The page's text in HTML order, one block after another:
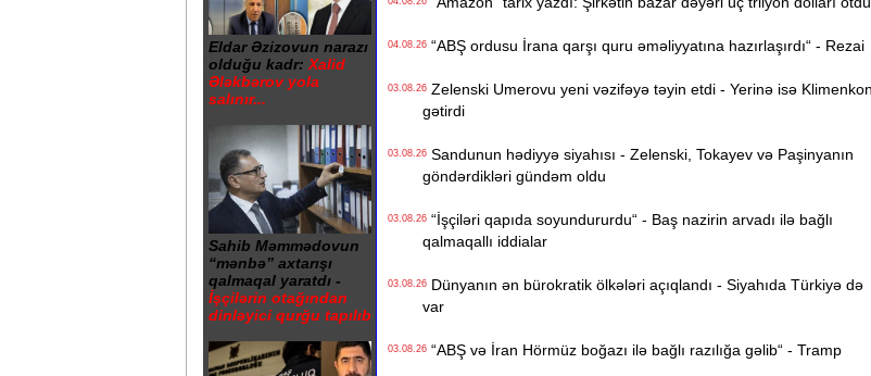
Eldar Əzizovun narazı
olduğu kadr: Xalid
Ələkbərov yola
salınır...
Sahib Məmmədovun
“mənbə” axtarışı
qalmaqal yaratdı -
İşçilərin otağından
dinləyici qurğu tapılıb
04.08.26“ABŞ ordusu İrana qarşı quru əməliyyatına hazırlaşırdı“ - Rezai
03.08.26Zelenski Umerovu yeni vəzifəyə təyin etdi - Yerinə isə
gətirdi
03.08.26Sandunun hədiyyə siyahısı - Zelenski, Tokayev və Paşinyanın
göndərdikləri gündəm oldu
03.08.26“İşçiləri qapıda soyundururdu“ - Baş nazirin arvadı ilə bağlı
qalmaqallı iddialar
03.08.26Dünyanın ən bürokratik ölkələri açıqlandı - Siyahıda Türkiyə də
var
03.08.26“ABŞ və İran Hörmüz boğazı ilə bağlı razılığa gəlib“ - Tramp